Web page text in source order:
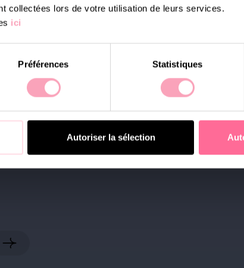
collectées lors de votre utilisation de leurs services.
ici
Préférences Statistiques
Autoriser la sélection
Lara Otero